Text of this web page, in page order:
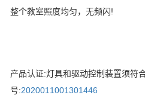
整个教室照度均匀，无频闪!
产品认证:灯具和驱动控制装置须符
号:2020011001301446